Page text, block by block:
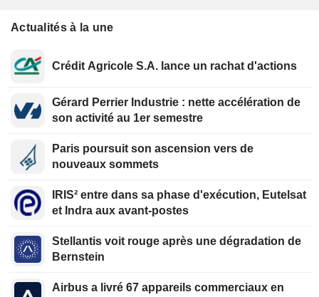
Actualités à la une
Crédit Agricole S.A. lance un rachat d'actions
Gérard Perrier Industrie : nette accélération de
son activité au 1er semestre
Paris poursuit son ascension vers de
nouveaux sommets
IRIS² entre dans sa phase d'exécution, Eutelsat
et Indra aux avant-postes
Stellantis voit rouge après une dégradation de
Bernstein
Airbus a livré 67 appareils commerciaux en